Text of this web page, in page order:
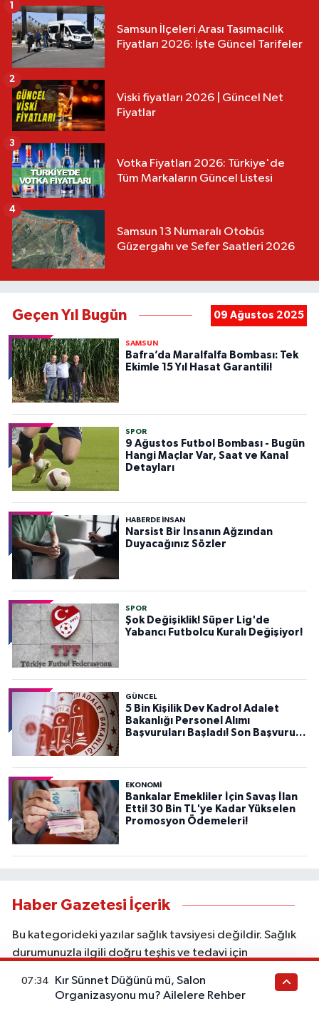
Samsun İlçeleri Arası Taşımacılık
Fiyatları 2026: İşte Güncel Tarifeler
1
Viski fiyatları 2026 | Güncel Net
Fiyatlar
2
Votka Fiyatları 2026: Türkiye'de
Tüm Markaların Güncel Listesi
3
Samsun 13 Numaralı Otobüs
Güzergahı ve Sefer Saatleri 2026
4
Geçen Yıl Bugün 09 Ağustos 2025
SAMSUN
Bafra’da Maralfalfa Bombası: Tek
Ekimle 15 Yıl Hasat Garantili!
SPOR
9 Ağustos Futbol Bombası - Bugün
Hangi Maçlar Var, Saat ve Kanal
Detayları
HABERDE INSAN
Narsist Bir İnsanın Ağzından
Duyacağınız Sözler
SPOR
Şok Değişiklik! Süper Lig'de
Yabancı Futbolcu Kuralı Değişiyor!
GÜNCEL
5 Bin Kişilik Dev Kadro! Adalet
Bakanlığı Personel Alımı
Başvuruları Başladı! Son Başvuru
EKONOMİ
Bankalar Emekliler İçin Savaş İlan
Etti! 30 Bin TL'ye Kadar Yükselen
Promosyon Ödemeleri!
Haber Gazetesi İçerik
Bu kategorideki yazılar sağlık tavsiyesi değildir. Sağlık
durumunuzla ilgili doğru teşhis ve tedavi için
doktorunuza başvurunuz. Bu içerik ticari iş birliği veya
reklam içerebilir. Sitede yer alan bilgiler yalnızca genel
07:34
Kır Sünnet Düğünü mü, Salon
Organizasyonu mu? Ailelere Rehber